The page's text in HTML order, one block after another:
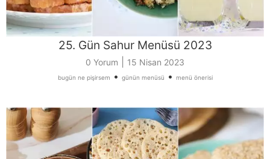
25. Gün Sahur Menüsü 2023
0 Yorum 15 Nisan 2023
bugün ne pişirsem • günün menüsü • menü önerisi